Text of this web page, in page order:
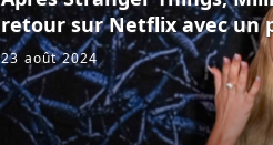
retour sur Netflix avec un
23 août 2024